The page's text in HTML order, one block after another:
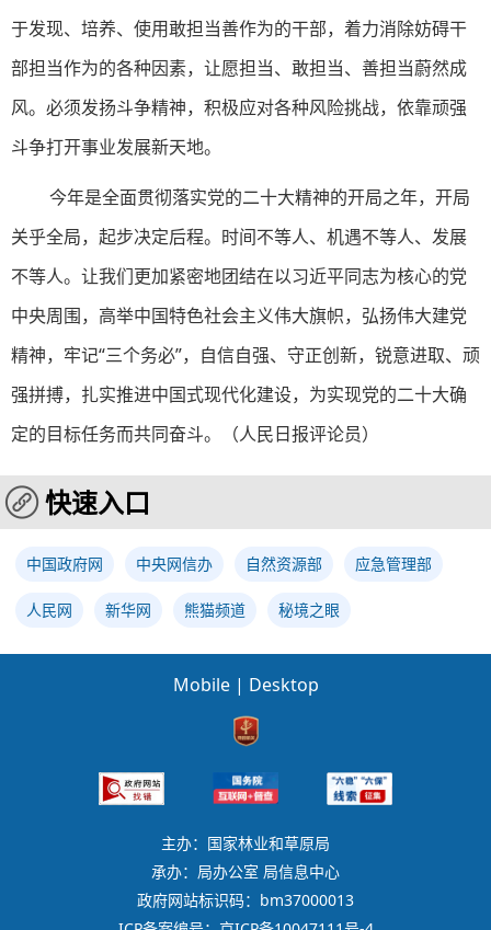
于发现、培养、使用敢担当善作为的干部，着力消除妨碍干
部担当作为的各种因素，让愿担当、敢担当、善担当蔚然成
风。必须发扬斗争精神，积极应对各种风险挑战，依靠顽强
斗争打开事业发展新天地。
今年是全面贯彻落实党的二十大精神的开局之年，开局
关乎全局，起步决定后程。时间不等人、机遇不等人、发展
不等人。让我们更加紧密地团结在以习近平同志为核心的党
中央周围，高举中国特色社会主义伟大旗帜，弘扬伟大建党
精神，牢记“三个务必”，自信自强、守正创新，锐意进取、顽
强拼搏，扎实推进中国式现代化建设，为实现党的二十大确
定的目标任务而共同奋斗。（人民日报评论员）
快速入口
中国政府网 中央网信办 自然资源部 应急管理部
人民网 新华网 熊猫频道 秘境之眼
Mobile | Desktop
主办：国家林业和草原局
承办：局办公室 局信息中心
政府网站标识码：bm37000013